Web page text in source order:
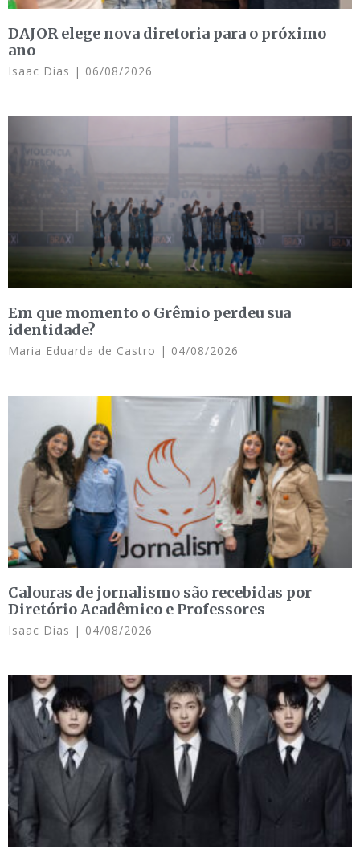
DAJOR elege nova diretoria para o próximo
ano
Isaac Dias 06/08/2026
Em que momento o Grêmio perdeu sua
identidade?
Maria Eduarda de Castro 04/08/2026
Calouras de jornalismo são recebidas por
Diretório Acadêmico e Professores
Isaac Dias 04/08/2026